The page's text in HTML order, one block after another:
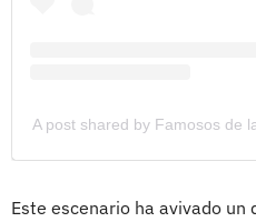
A post shared by Famosos de
Este escenario ha avivado